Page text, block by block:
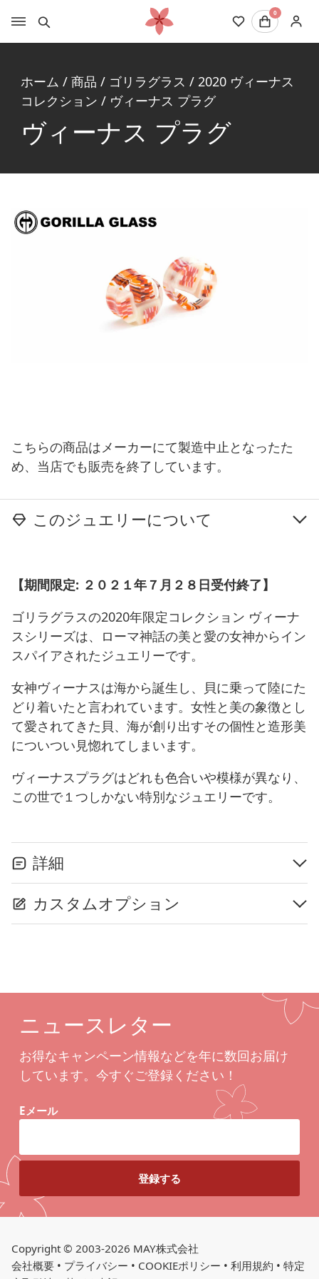
0
ホーム / 商品 / ゴリラグラス / 2020 ヴィーナス
コレクション / ヴィーナス プラグ
ヴィーナス プラグ
こちらの商品はメーカーにて製造中止となったた
め、当店でも販売を終了しています。
このジュエリーについて
【期間限定: ２０２１年７月２８日受付終了】
ゴリラグラスの2020年限定コレクション ヴィーナ
スシリーズは、ローマ神話の美と愛の女神からイン
スパイアされたジュエリーです。
女神ヴィーナスは海から誕生し、貝に乗って陸にた
どり着いたと言われています。女性と美の象徴とし
て愛されてきた貝、海が創り出すその個性と造形美
についつい見惚れてしまいます。
ヴィーナスプラグはどれも色合いや模様が異なり、
この世で１つしかない特別なジュエリーです。
詳細
カスタムオプション
ニュースレター
お得なキャンペーン情報などを年に数回お届け
しています。今すぐご登録ください！
Eメール
Copyright © 2003-2026 MAY株式会社
会社概要 • プライバシー • COOKIEポリシー • 利用規約 • 特定